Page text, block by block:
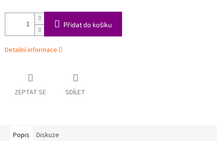
Přidat do košíku
Detailní informace
ZEPTAT SE SDÍLET
Popis Diskuze